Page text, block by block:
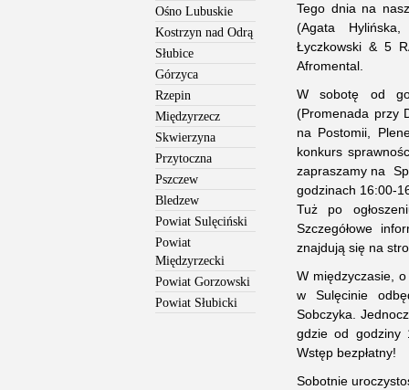
Ośno Lubuskie
Kostrzyn nad Odrą
Słubice
Górzyca
Rzepin
Międzyrzecz
Skwierzyna
Przytoczna
Pszczew
Bledzew
Powiat Sulęciński
Powiat
Międzyrzecki
Powiat Gorzowski
Powiat Słubicki
Tego dnia na
(Agata
Łyczkowski & 5
Afromental.
W sobotę od
(Promenada przy
na Postomii,
konkurs
zapraszamy na
godzinach 16:00-
Tuż po
Szczegółowe
znajdują się na
W międzyczasie,
w Sulęcinie
Sobczyka.
gdzie od godziny
Wstęp bezpłatny!
Sobotnie